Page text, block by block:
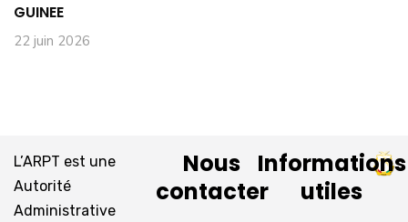
GUINEE
22 juin 2026
L’ARPT est une
Autorité
Administrative
Nous
contacter
Informations
utiles